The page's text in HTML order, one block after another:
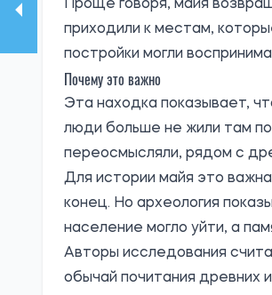
Проще говоря, майя
приходили к местам,
постройки могли
Почему это важно
Эта находка показывает,
люди больше не жили там
переосмысляли, рядом с
Для истории майя это
конец. Но археология
население могло уйти, а
Авторы исследования
обычай почитания